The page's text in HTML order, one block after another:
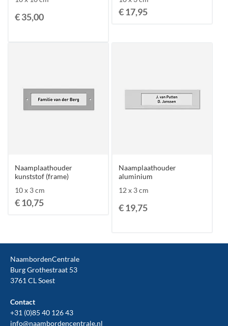
€ 35,00 € 17,95
Naamplaathouder
kunststof (frame)
10 x 3 cm
€ 10,75
Naamplaathouder
aluminium
12 x 3 cm
€ 19,75
NaambordenCentrale
Burg Grothestraat 53
3761 CL Soest
Contact
+31 (0)85 40 126 43
info@naambordencentrale.nl